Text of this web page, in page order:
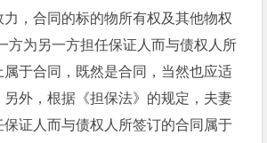
，合同的标的物所有权及其他物权
方为另一方担任保证人而与债权人所
于合同，既然是合同，当然也应适
另外，根据《担保法》的规定，夫妻
证人而与债权人所签订的合同属于